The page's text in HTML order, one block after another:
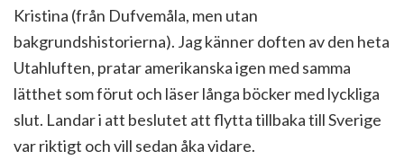
Kristina (från Dufvemåla, men utan
bakgrundshistorierna). Jag känner doften av den heta
Utahluften, pratar amerikanska igen med samma
lätthet som förut och läser långa böcker med lyckliga
slut. Landar i att beslutet att flytta tillbaka till Sverige
var riktigt och vill sedan åka vidare.